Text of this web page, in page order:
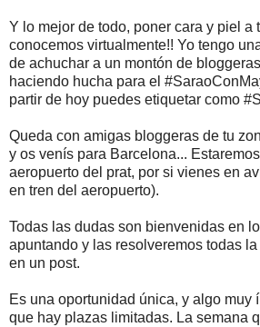
Y lo mejor de todo, poner cara y piel a
conocemos virtualmente!! Yo tengo
de achuchar a un montón de
haciendo hucha para el
partir de hoy puedes etiquetar como
Queda con amigas bloggeras de tu
y os venís para Barcelona...
aeropuerto del prat, por si vienes en
en tren del aeropuerto).
Todas las dudas son bienvenidas en
apuntando y las resolveremos todas
en un post.
Es una oportunidad única, y algo muy
que hay plazas limitadas. La semana